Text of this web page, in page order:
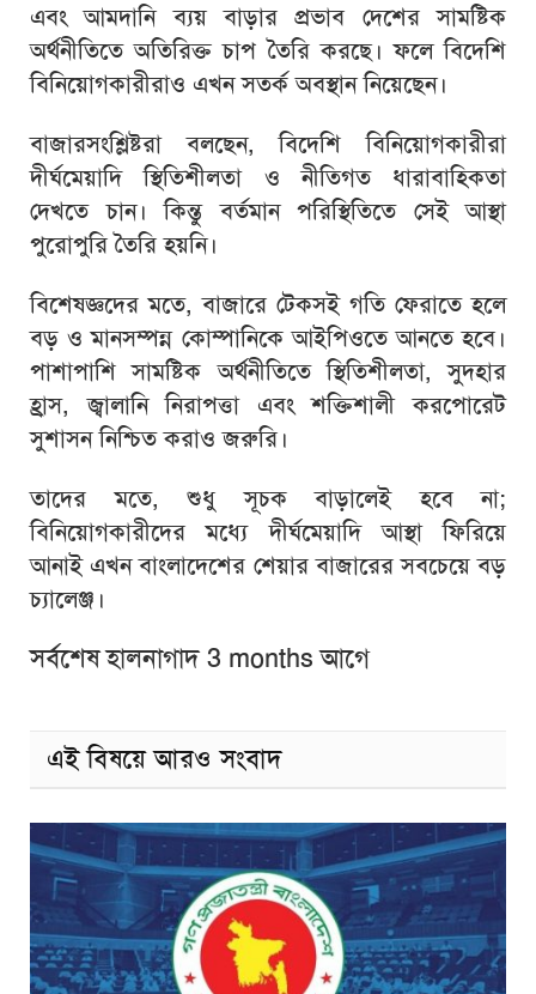
এবং আমদানি ব্যয় বাড়ার প্রভাব দেশের সামষ্টিক
অর্থনীতিতে অতিরিক্ত চাপ তৈরি করছে। ফলে বিদেশি
বিনিয়োগকারীরাও এখন সতর্ক অবস্থান নিয়েছেন।
বাজারসংশ্লিষ্টরা বলছেন, বিদেশি বিনিয়োগকারীরা
দীর্ঘমেয়াদি স্থিতিশীলতা ও নীতিগত ধারাবাহিকতা
দেখতে চান। কিন্তু বর্তমান পরিস্থিতিতে সেই আস্থা
পুরোপুরি তৈরি হয়নি।
বিশেষজ্ঞদের মতে, বাজারে টেকসই গতি ফেরাতে হলে
বড় ও মানসম্পন্ন কোম্পানিকে আইপিওতে আনতে হবে।
পাশাপাশি সামষ্টিক অর্থনীতিতে স্থিতিশীলতা, সুদহার
হ্রাস, জ্বালানি নিরাপত্তা এবং শক্তিশালী করপোরেট
সুশাসন নিশ্চিত করাও জরুরি।
তাদের মতে, শুধু সূচক বাড়ালেই হবে না;
বিনিয়োগকারীদের মধ্যে দীর্ঘমেয়াদি আস্থা ফিরিয়ে
আনাই এখন বাংলাদেশের শেয়ার বাজারের সবচেয়ে বড়
চ্যালেঞ্জ।
সর্বশেষ হালনাগাদ 3 months আগে
এই বিষয়ে আরও সংবাদ